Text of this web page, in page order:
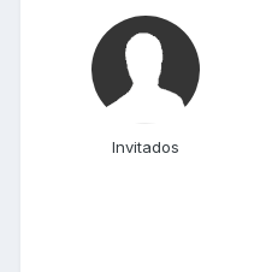
Invitados